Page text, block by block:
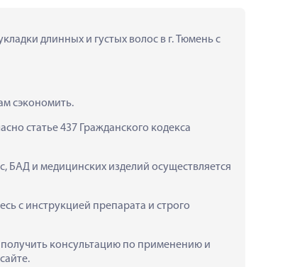
длинных и густых волос в г. Тюмень с
сэкономить.
статье 437 Гражданского кодекса
БАД и медицинских изделий осуществляется
с инструкцией препарата и строго
получить консультацию по применению и